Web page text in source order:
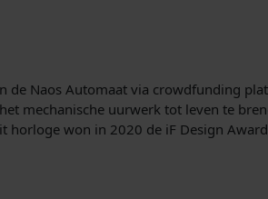
de Naos Automaat via crowdfunding
mechanische uurwerk tot leven te
horloge won in 2020 de iF Design